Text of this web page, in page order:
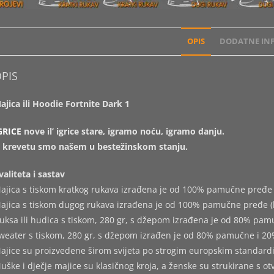
OPIS DODATNE
ili Hoodie Fortnite Dark 1
nove il’ igrice stare, igramo noću, igramo danju.
krevetu smo našem u bestežinskom stanju.
i sastav
s tiskom kratkog rukava izrađena je od 100% pamučne
s tiskom dugog rukava izrađena je od 100% pamučne pređe
ili hudica s tiskom, 280 gr, s džepom izrađena je od 80%
s tiskom, 280 gr, s džepom izrađen je od 80% pamučne i
su proizvedene širom svijeta po strogim europskim
i dječje majice su klasičnog kroja, a ženske su strukirane s